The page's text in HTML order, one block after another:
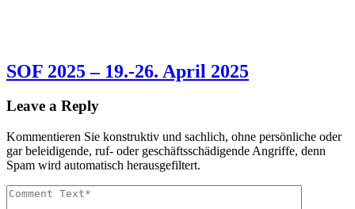
SOF 2025 – 19.-26. April 2025
Leave a Reply
Kommentieren Sie konstruktiv und sachlich, ohne persönliche oder
gar beleidigende, ruf- oder geschäftsschädigende Angriffe, denn
Spam wird automatisch herausgefiltert.